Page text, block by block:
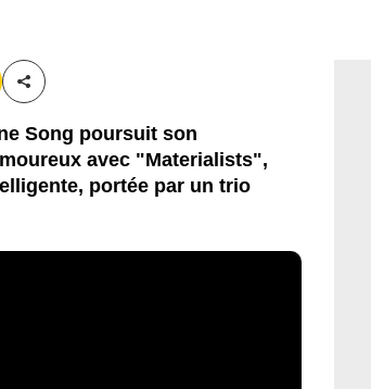
Partager cet article
Song poursuit son
avec "Materialists",
portée par un trio